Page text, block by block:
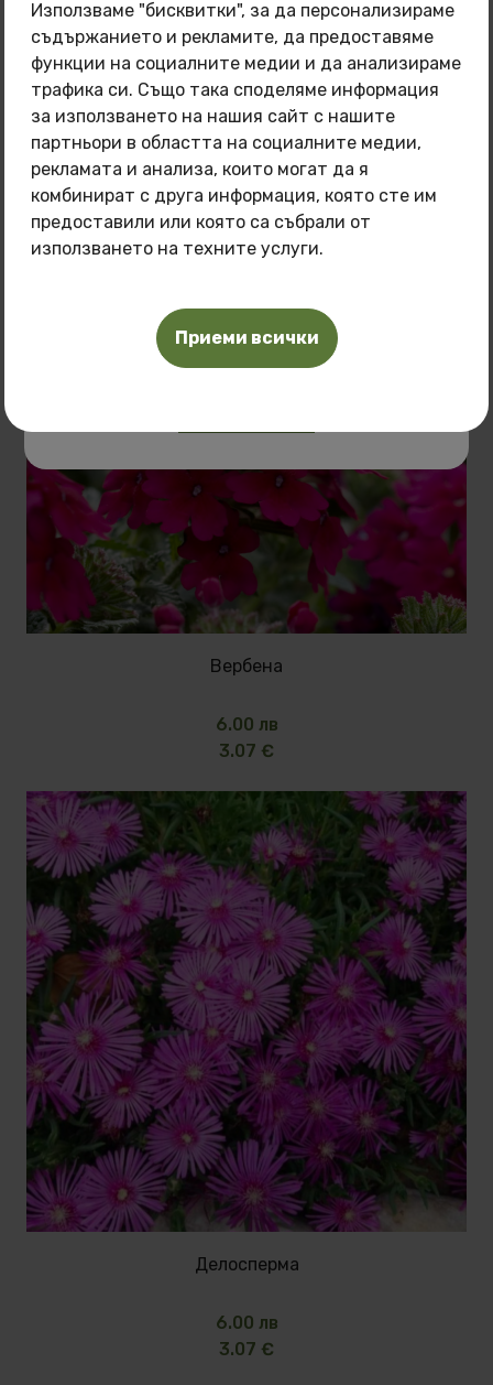
Свързани продукти
Вербена
6.00 лв
3.07 €
Делосперма
6.00 лв
3.07 €
Използваме "бисквитки", за да персонализираме
съдържанието и рекламите, да предоставяме
функции на социалните медии и да анализираме
трафика си. Също така споделяме информация
за използването на нашия сайт с нашите
партньори в областта на социалните медии,
рекламата и анализа, които могат да я
комбинират с друга информация, която сте им
предоставили или която са събрали от
използването на техните услуги.
Приеми всички
Специална оферта: 3 масла по изборна
цена от150 лв.
Поглезете кожата си с натурална грижа на
специална цена!
Масла, които може да закупите:
Масло от Тубероза Полиантес
Масло от Розов лотос